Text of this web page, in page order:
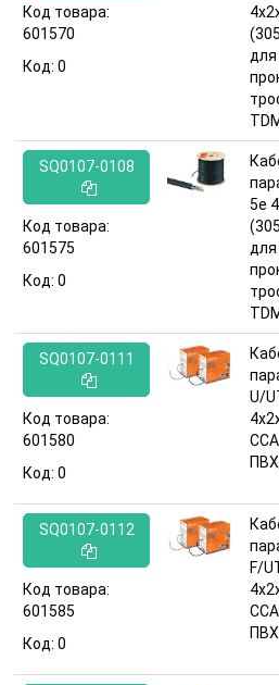
Код товара:
601570
Код: 0
для
SQ0107-0108
Код товара:
601575
Код: 0
5e
для
SQ0107-0111
Код товара:
601580
Код: 0
U/
SQ0107-0112
Код товара:
601585
Код: 0
F/